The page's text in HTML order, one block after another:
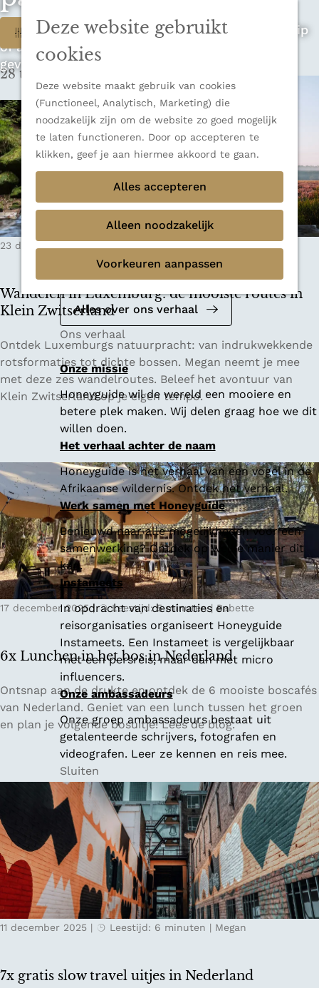
Deze website gebruikt
cookies
Deze website maakt gebruik van cookies
(Functioneel, Analytisch, Marketing) die
noodzakelijk zijn om de website zo goed mogelijk
te laten functioneren. Door op accepteren te
klikken, geef je aan hiermee akkoord te gaan.
Alles accepteren
Alleen noodzakelijk
Voorkeuren aanpassen
n
a
r
e
h
o
m
e
p
a
g
e
u
Thema's
Verborgen parels
Mediakit 2026
Bekijk de mediakit en ontdek de
mogelijkheden om samen te werken.
Alles over ons verhaal
Ons verhaal
Onze missie
Honeyguide wil de wereld een mooiere en
betere plek maken. Wij delen graag hoe we dit
willen doen.
Het verhaal achter de naam
Honeyguide is het verhaal van een vogel in de
Afrikaanse wildernis. Ontdek het verhaal.
Werk samen met Honeyguide
Benieuwd naar alle mogelijkheden voor een
samenwerking? Ontdek op welke manier dit
kan.
Instameets
In opdracht van destinaties en
reisorganisaties organiseert Honeyguide
Instameets. Een Instameet is vergelijkbaar
met een persreis, maar dan met micro
influencers.
Onze ambassadeurs
Onze groep ambassadeurs bestaat uit
getalenteerde schrijvers, fotografen en
videografen. Leer ze kennen en reis mee.
Sluiten
Op zoek naar de ultieme rondreis, een stedentrip
of avontuur in de natuur? Onze Honeyguides
geven je alle inspiratie.
W
a
t
z
o
e
k
j
e
Filter
28 t/m 36 van 348 resultaten
Wandelen in Luxemburg: de mooiste routes in
Klein Zwitserland
23 december 2025
W
a
n
d
n
n
L
u
x
e
m
b
g
d
e
m
e
r
o
u
t
e
s
K
Ontdek Luxemburgs natuurpracht: van indrukwekkende
rotsformaties tot dichte bossen. Megan neemt je mee
met deze zes wandelroutes. Beleef het avontuur van
Klein Zwitserland op je eigen tempo.
6x Lunchen in het bos in Nederland
17 december 2025 | Leestijd: 5 minuten | Babette
6
x
L
n
i
n
h
e
t
b
i
Ontsnap aan de drukte en ontdek de 6 mooiste boscafés
van Nederland. Geniet van een lunch tussen het groen
en plan je volgende bosuitje! Lees de blog.
7x gratis slow travel uitjes in Nederland
11 december 2025 | Leestijd: 6 minuten | Megan